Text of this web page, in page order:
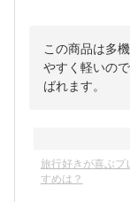
この商品は多
やすく軽いの
ばれます。
旅行好きが喜ぶプ
すめは？